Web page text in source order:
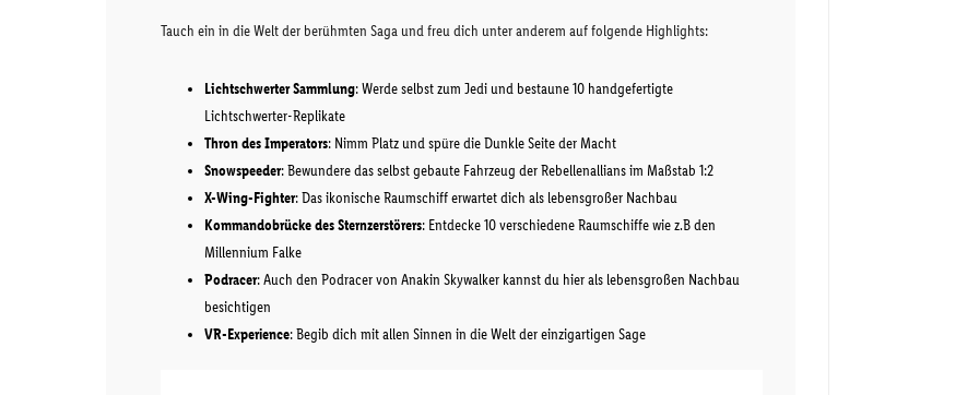
Tauch ein in die Welt der berühmten Saga und freu dich unter anderem auf folgende Highlights:
Lichtschwerter Sammlung: Werde selbst zum Jedi und bestaune 10 handgefertigte
Lichtschwerter-Replikate
Thron des Imperators: Nimm Platz und spüre die Dunkle Seite der Macht
Snowspeeder: Bewundere das selbst gebaute Fahrzeug der Rebellenallians im Maßstab 1:2
X-Wing-Fighter: Das ikonische Raumschiff erwartet dich als lebensgroßer Nachbau
Kommandobrücke des Sternzerstörers: Entdecke 10 verschiedene Raumschiffe wie z.B den
Millennium Falke
Podracer: Auch den Podracer von Anakin Skywalker kannst du hier als lebensgroßen Nachbau
besichtigen
VR-Experience: Begib dich mit allen Sinnen in die Welt der einzigartigen Sage